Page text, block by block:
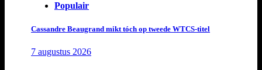
Populair
Cassandre Beaugrand mikt tóch op tweede WTCS-titel
7 augustus 2026